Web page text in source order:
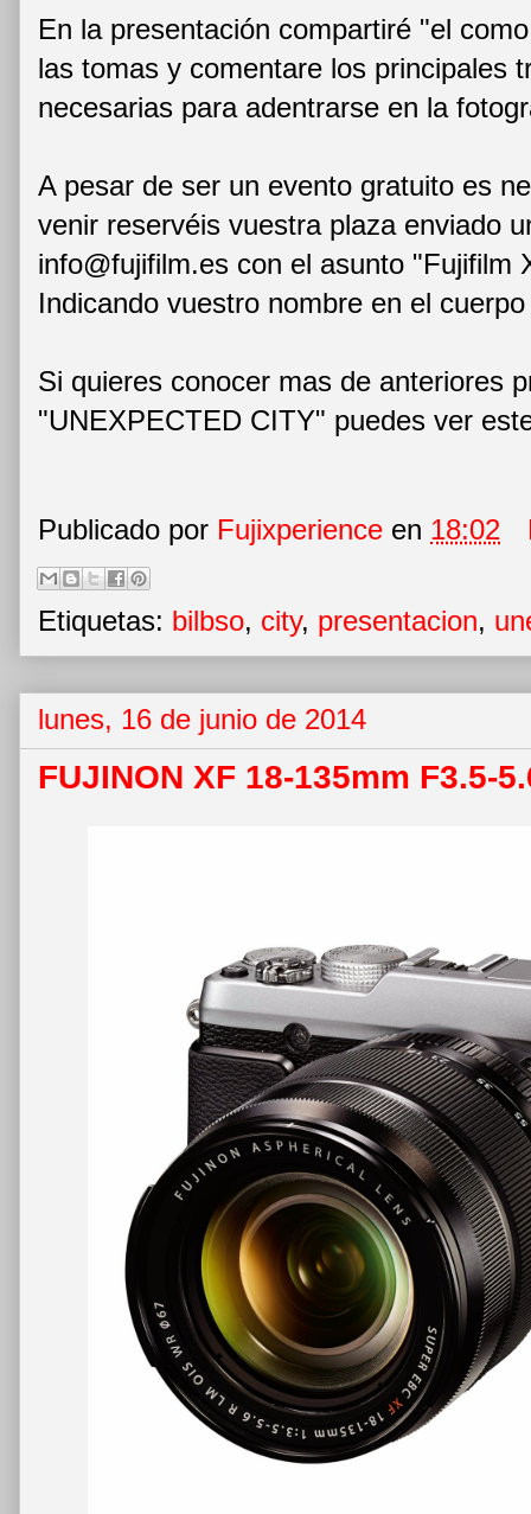
En la presentación compartiré "el
las tomas y comentare los principales
necesarias para adentrarse en la
A pesar de ser un evento gratuito es
venir reservéis vuestra plaza enviado
info@fujifilm.es con el asunto "Fujifilm
Indicando vuestro nombre en el
Si quieres conocer mas de anteriores
"UNEXPECTED CITY" puedes ver
Publicado por Fujixperience en 18:02
Etiquetas: bilbso, city, presentacion,
lunes, 16 de junio de 2014
FUJINON XF 18-135mm F3.5-